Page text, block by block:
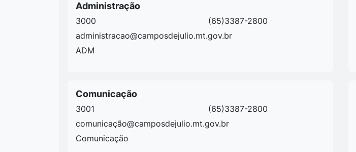
Administração
3000
(65)3387-2800
administracao@camposdejulio.mt.gov.br
ADM
Comunicação
3001
(65)3387-2800
comunicação@camposdejulio.mt.gov.br
Comunicação